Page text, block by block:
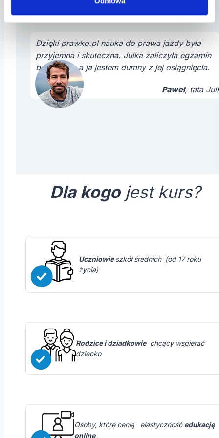
Dzięki prawko.pl nauka do prawa jazdy była
przyjemna i skuteczna. Julka zaliczyła egzamin
bez stresu, a ja jestem dumny z jej osiągnięcia.
Paweł, tata
Dla kogojest kurs?
Uczniowieszkół średnich (od 17 roku
życia)
Rodzice i dziadkowiechcący wspierać
dziecko
Osoby, które cenią elastyczność edukację
online